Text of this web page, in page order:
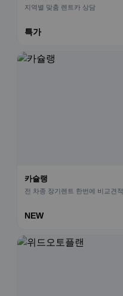
지역별 맞춤 렌트카 상담
특가
카슐랭
전 차종 장기렌트 한번에 비교견적
NEW